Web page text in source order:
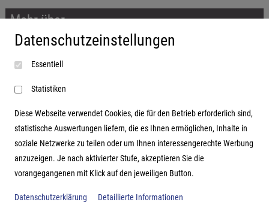
Mehr über...
Impressum
AGB
Datenschutzerklärung
Adresse
Hutter Trade GmbH + Co KG
Bgm.-Landmann-Platz 1-5
Datenschutzeinstellungen
Essentiell
Statistiken
Diese Webseite verwendet Cookies, die für den Betrieb erforderlich sind,
statistische Auswertungen liefern, die es Ihnen ermöglichen, Inhalte in
soziale Netzwerke zu teilen oder um Ihnen interessengerechte Werbung
anzuzeigen. Je nach aktivierter Stufe, akzeptieren Sie die
vorangegangenen mit Klick auf den jeweiligen Button.
Datenschutzerklärung Detaillierte Informationen